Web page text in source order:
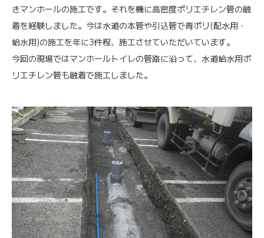
きマンホールの施工です。それを機に高密度ポリエチレン管の融
着を経験しました。今は水道の本管や引込管で青ポリ(配水用・
給水用)の施工を年に3件程、施工させていただいています。
今回の現場ではマンホールトイレの管路に沿って、水道給水用ポ
リエチレン管も融着で施工しました。